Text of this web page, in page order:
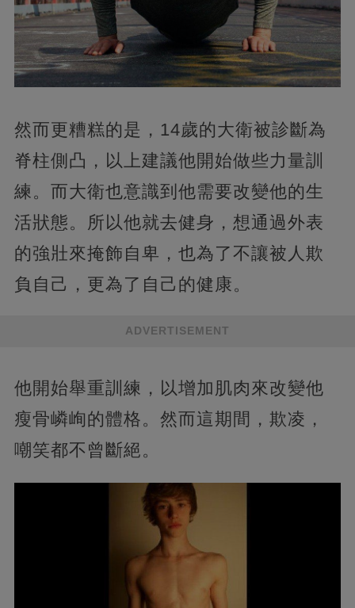
然而更糟糕的是，14歲的大衛被診斷為
脊柱側凸，以上建議他開始做些力量訓
練。而大衛也意識到他需要改變他的生
活狀態。所以他就去健身，想通過外表
的強壯來掩飾自卑，也為了不讓被人欺
負自己，更為了自己的健康。
ADVERTISEMENT
他開始舉重訓練，以增加肌肉來改變他
瘦骨嶙峋的體格。然而這期間，欺凌，
嘲笑都不曾斷絕。